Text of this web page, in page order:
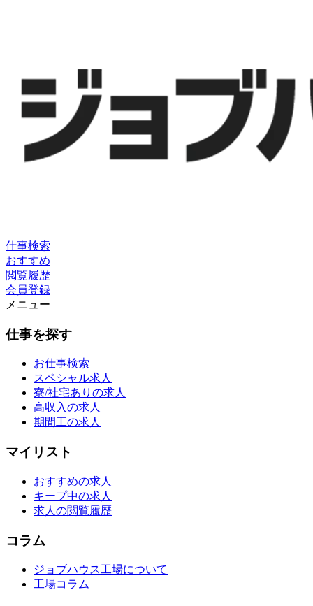
仕事検索
おすすめ
閲覧履歴
会員登録
メニュー
仕事を探す
お仕事検索
スペシャル求人
寮/社宅ありの求人
高収入の求人
期間工の求人
マイリスト
おすすめの求人
キープ中の求人
求人の閲覧履歴
コラム
ジョブハウス工場について
工場コラム